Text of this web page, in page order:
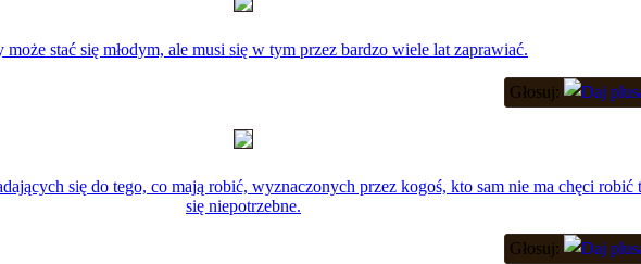
może stać się młodym, ale musi się w tym przez bardzo wiele lat zaprawiać.
Głosuj:
się do tego, co mają robić, wyznaczonych przez kogoś, kto sam nie ma chęci robić
się niepotrzebne.
Głosuj: